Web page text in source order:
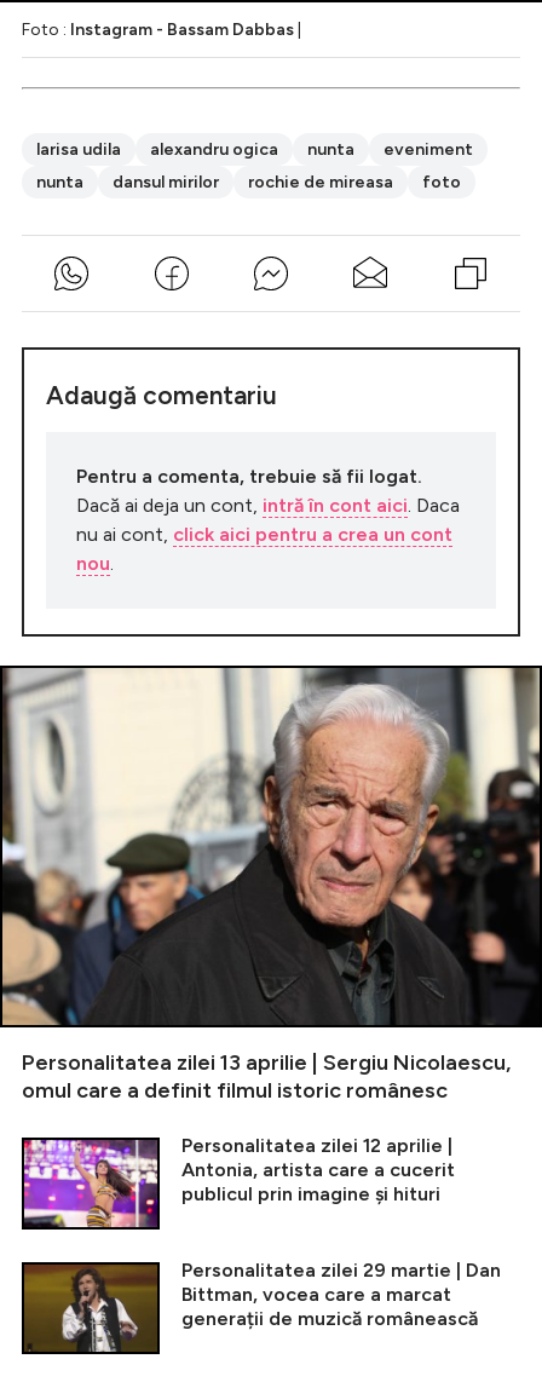
Foto : Instagram - Bassam Dabbas
larisa udila alexandru ogica nunta
eveniment
nunta
dansul mirilor rochie de mireasa foto
Adaugă comentariu
Pentru a comenta, trebuie să fii logat.
Dacă ai deja un cont, intră în cont aici. Daca
nu ai cont, click aici pentru a crea un cont
nou.
Personalitatea zilei 13 aprilie | Sergiu Nicolaescu,
omul care a definit filmul istoric românesc
Personalitatea zilei 12 aprilie |
Antonia, artista care a cucerit
publicul prin imagine și hituri
Personalitatea zilei 29 martie | Dan
Bittman, vocea care a marcat
generații de muzică românească